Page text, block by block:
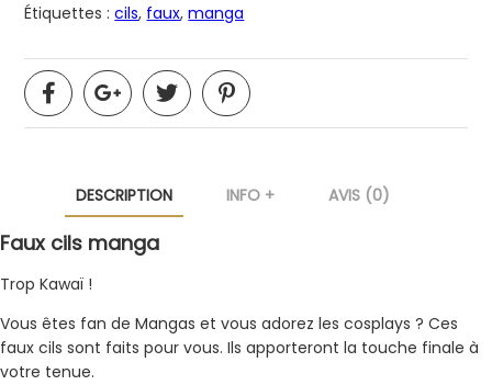
Étiquettes :cils, faux,manga
DESCRIPTION INFO + AVIS (0)
Faux cils manga
Trop Kawaï !
Vous êtes fan de Mangas et vous adorez les cosplays ? Ces
faux cils sont faits pour vous. Ils apporteront la touche finale à
votre tenue.